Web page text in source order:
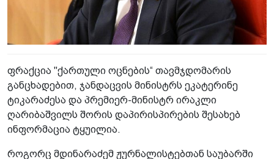
ფრაქცია "ქართული ოცნების“ თავმჯდომარის
განცხადებით, ჯანდაცვის მინისტრს ეკატერინე
ტიკარაძესა და პრემიერ-მინისტრ ირაკლი
ღარიბაშვილს შორის დაპირისპირების შესახებ
ინფორმაცია ტყუილია.
როგორც მდინარაძემ ჟურნალისტებთან საუბარში